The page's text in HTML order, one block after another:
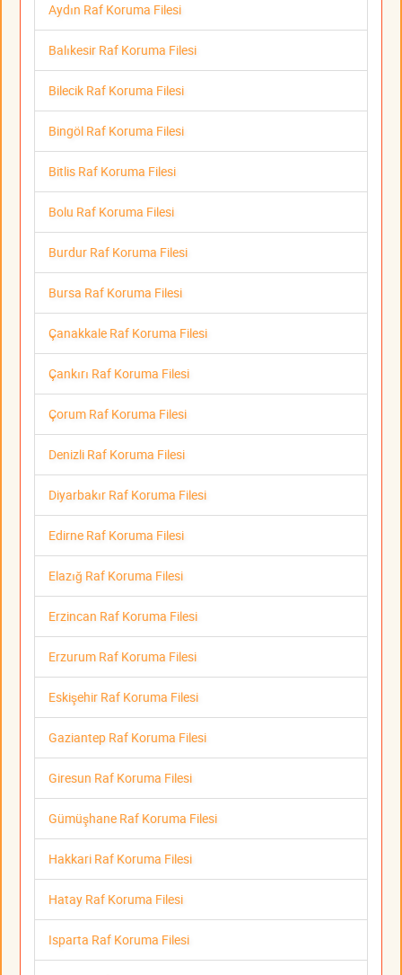
Aydın Raf Koruma Filesi
Balıkesir Raf Koruma Filesi
Bilecik Raf Koruma Filesi
Bingöl Raf Koruma Filesi
Bitlis Raf Koruma Filesi
Bolu Raf Koruma Filesi
Burdur Raf Koruma Filesi
Bursa Raf Koruma Filesi
Çanakkale Raf Koruma Filesi
Çankırı Raf Koruma Filesi
Çorum Raf Koruma Filesi
Denizli Raf Koruma Filesi
Diyarbakır Raf Koruma Filesi
Edirne Raf Koruma Filesi
Elazığ Raf Koruma Filesi
Erzincan Raf Koruma Filesi
Erzurum Raf Koruma Filesi
Eskişehir Raf Koruma Filesi
Gaziantep Raf Koruma Filesi
Giresun Raf Koruma Filesi
Gümüşhane Raf Koruma Filesi
Hakkari Raf Koruma Filesi
Hatay Raf Koruma Filesi
Isparta Raf Koruma Filesi